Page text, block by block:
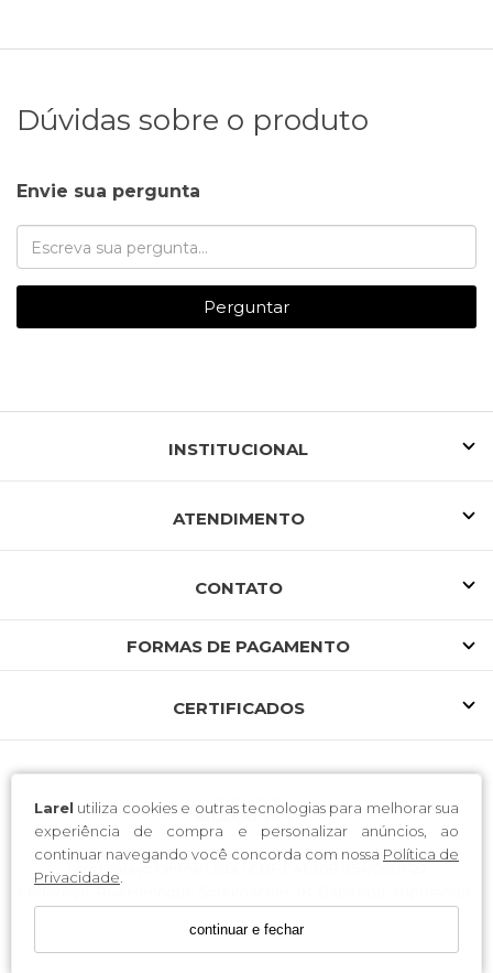
Larel utiliza cookies e outras tecnologias para melhorar sua
experiência de compra e personalizar anúncios, ao
continuar navegando você concorda com nossa Política de
Privacidade
continuar e fechar
Dúvidas sobre o produto
Envie sua pergunta
Perguntar
INSTITUCIONAL
ATENDIMENTO
CONTATO
FORMAS DE PAGAMENTO
CERTIFICADOS
Larel Varejo Online Ltda / CNPJ: 41.968.054/0001-22
Endereço: Rua Henrique Schumacher, 18, Gabiroba, Ituporanga-